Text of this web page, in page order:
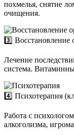
похмелья, снятие
очищения.
3️⃣ Восстановление
Лечение
система.
4️⃣ Психотерапия
Работа с
алкоголизма,